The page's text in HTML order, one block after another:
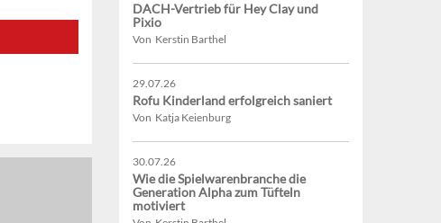
DACH-Vertrieb für Hey Clay und
Pixio
Von Kerstin Barthel
29.07.26
Rofu Kinderland erfolgreich saniert
Von Katja Keienburg
30.07.26
Wie die Spielwarenbranche die
Generation Alpha zum Tüfteln
motiviert